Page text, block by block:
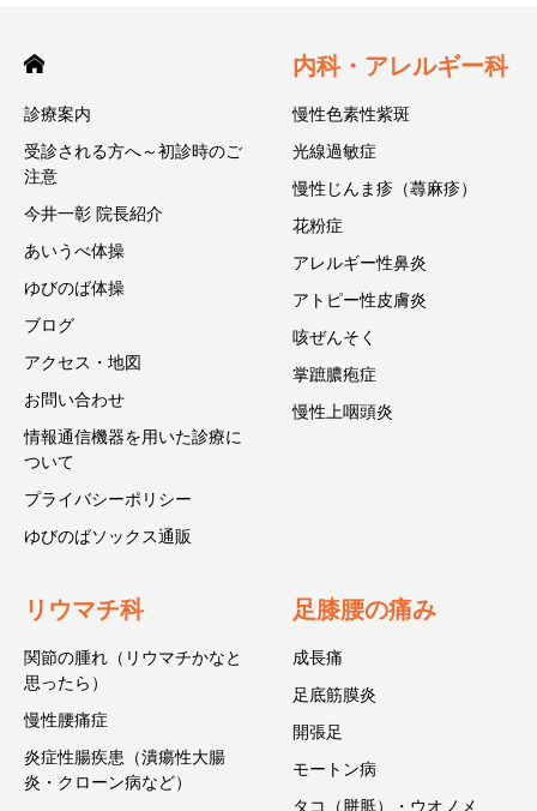
診療案内
受診される方へ～初診時のご
注意
今井一彰 院長紹介
あいうべ体操
ゆびのば体操
ブログ
アクセス・地図
お問い合わせ
情報通信機器を用いた診療に
ついて
プライバシーポリシー
ゆびのばソックス通販
内科・アレルギー科
慢性色素性紫斑
光線過敏症
慢性じんま疹（蕁麻疹）
花粉症
アレルギー性鼻炎
アトピー性皮膚炎
咳ぜんそく
掌蹠膿疱症
慢性上咽頭炎
リウマチ科
関節の腫れ（リウマチかなと
思ったら）
慢性腰痛症
炎症性腸疾患（潰瘍性大腸
炎・クローン病など）
足膝腰の痛み
成長痛
足底筋膜炎
開張足
モートン病
タコ（胼胝）・ウオノメ